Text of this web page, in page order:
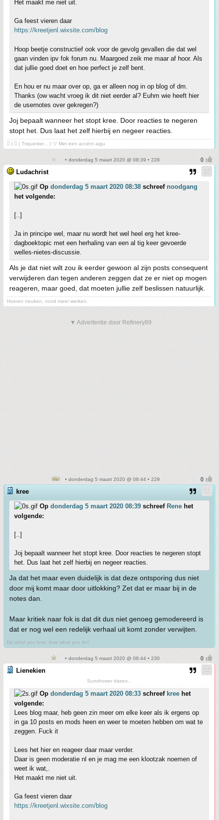
Het maakt me niet uit.
Ga feest vieren daar
https://kreetjenl.wixsite.com/blog
Hoop beetje constructief ook voor de gevolg gevallen die dat wel
gaan vinden ipv fok forum nu. Maargoed zeik me maar af hoor. Als
dat jullie goed doet en hoe perfect je zelf bent.
En hou er nu maar over op, ga er alleen nog in op blog of dm.
Thanks (ow wacht vroeg ik dit niet eerder al? Euhm wie heeft hier
de usernotes over gekregen?)
Joj bepaalt wanneer het stopt kree. Door reacties te negeren
stopt het. Dus laat het zelf hierbij en negeer reacties.
 | ❤ | Triquester... | ツ Met een accént aigu
• donderdag 5 maart 2020 @ 08:39 • 228
Ludachrist
Op donderdag 5 maart 2020 08:38 schreef noodgang
het volgende:
[..]
Ja in principe wel, maar nu wordt het wel heel erg het kree-
dagboektopic met een herhaling van een al tig keer gevoerde
welles-nietes-discussie.
Als je dat niet wilt zou ik eerder gewoon al zijn posts consequent
verwijderen dan tegen anderen zeggen dat ze er niet op mogen
reageren, maar goed, dat moeten jullie zelf beslissen natuurlijk.
Hoeren neuken, nooit meer werken.
▼ Advertentie door Refinery89
• donderdag 5 maart 2020 @ 08:44 • 229
kree
Op donderdag 5 maart 2020 08:39 schreef Rene het
volgende:
[..]
Joj bepaalt wanneer het stopt kree. Door reacties te negeren stopt
het. Dus laat het zelf hierbij en negeer reacties.
Ja dat het maar even duidelijk is dat deze ontsporing dus niet
door mij komt maar door uitlokking? Zet dat er maar bij in de
notes dan.
Maar kritiek naar fok is dat dit dus niet genoeg gemodereerd is
dat er nog wel een redelijk verhaal uit komt zonder verwijten.
Do what you love, love what you do!
• donderdag 5 maart 2020 @ 08:44 • 230
Lienekien
Sunshower kisses...
Op donderdag 5 maart 2020 08:33 schreef kree het
volgende:
Lees blog maar, heb geen zin meer om elke keer als ik ergens op
in ga 10 posts en mods heen en weer te moeten hebben om wat te
zeggen. Fuck it
Lees het hier en reageer daar maar verder.
Daar is geen moderatie nl en je mag me een klootzak noemen of
weet ik wat,.
Het maakt me niet uit.
Ga feest vieren daar
https://kreetjenl.wixsite.com/blog